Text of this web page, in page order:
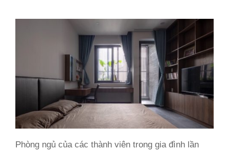
Phòng ngủ của các thành viên trong gia đình lần